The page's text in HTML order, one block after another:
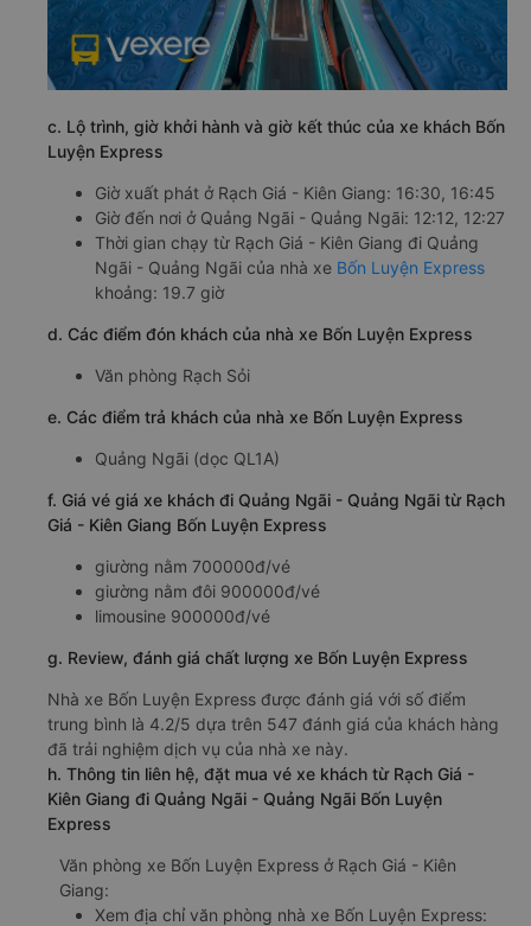
c. Lộ trình, giờ khởi hành và giờ kết thúc của xe khách Bốn
Luyện Express
Giờ xuất phát ở Rạch Giá - Kiên Giang: 16:30, 16:45
Giờ đến nơi ở Quảng Ngãi - Quảng Ngãi: 12:12, 12:27
Thời gian chạy từ Rạch Giá - Kiên Giang đi Quảng
Ngãi - Quảng Ngãi của nhà xe Bốn Luyện Express
khoảng: 19.7 giờ
d. Các điểm đón khách của nhà xe Bốn Luyện Express
Văn phòng Rạch Sỏi
e. Các điểm trả khách của nhà xe Bốn Luyện Express
Quảng Ngãi (dọc QL1A)
f. Giá vé giá xe khách đi Quảng Ngãi - Quảng Ngãi từ Rạch
Giá - Kiên Giang Bốn Luyện Express
giường nằm 700000đ/vé
giường nằm đôi 900000đ/vé
limousine 900000đ/vé
g. Review, đánh giá chất lượng xe Bốn Luyện Express
Nhà xe Bốn Luyện Express được đánh giá với số điểm
trung bình là 4.2/5 dựa trên 547 đánh giá của khách hàng
đã trải nghiệm dịch vụ của nhà xe này.
h. Thông tin liên hệ, đặt mua vé xe khách từ Rạch Giá -
Kiên Giang đi Quảng Ngãi - Quảng Ngãi Bốn Luyện
Express
Văn phòng xe Bốn Luyện Express ở Rạch Giá - Kiên
Giang:
Xem địa chỉ văn phòng nhà xe Bốn Luyện Express: